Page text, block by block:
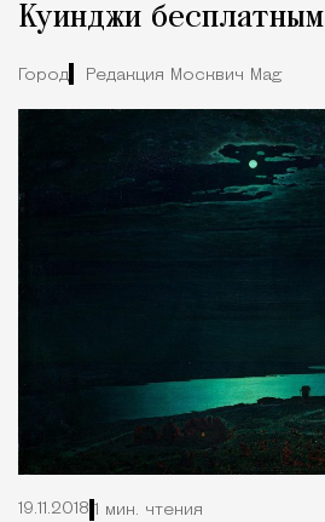
Куинджи бесплатным
Город Редакция Москвич Mag
19.11.2018 1 мин. чтения